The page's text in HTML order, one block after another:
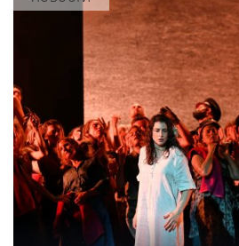
Василия Бархатова и…